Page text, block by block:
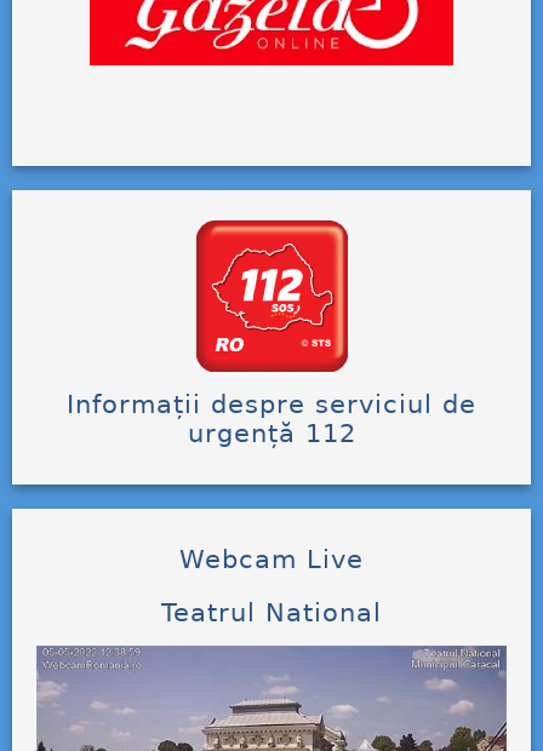
Informații despre serviciul de
urgență 112
Webcam Live
Teatrul National